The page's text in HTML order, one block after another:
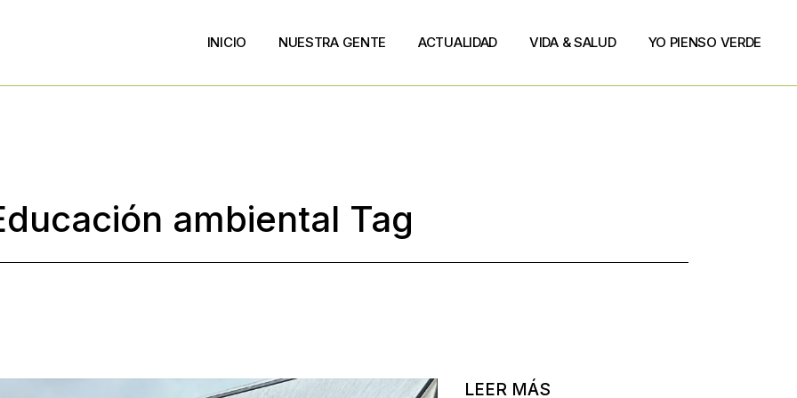
INICIO NUESTRA GENTE ACTUALIDAD VIDA & SALUD YO PIENSO VERDE
ambiental Tag
LEER MÁS